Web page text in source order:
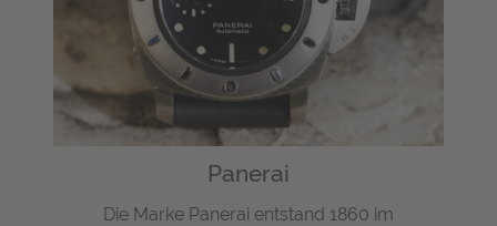
Panerai
Die Marke Panerai entstand 1860 im